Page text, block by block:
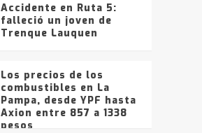
Accidente en Ruta 5:
falleció un joven de
Trenque Lauquen
Los precios de los
combustibles en La
Pampa, desde YPF hasta
Axion entre 857 a 1338
pesos